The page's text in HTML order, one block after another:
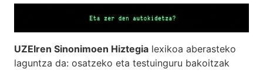
UZEIren Sinonimoen Hiztegia lexikoa aberasteko
laguntza da: osatzeko eta testuinguru bakoitzak